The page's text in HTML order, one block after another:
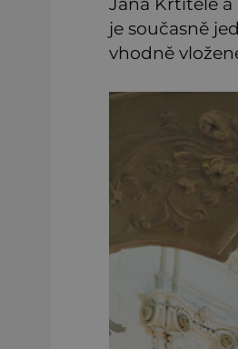
je současně
vhodně